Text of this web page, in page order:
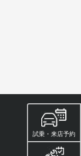
試乗・来店予約